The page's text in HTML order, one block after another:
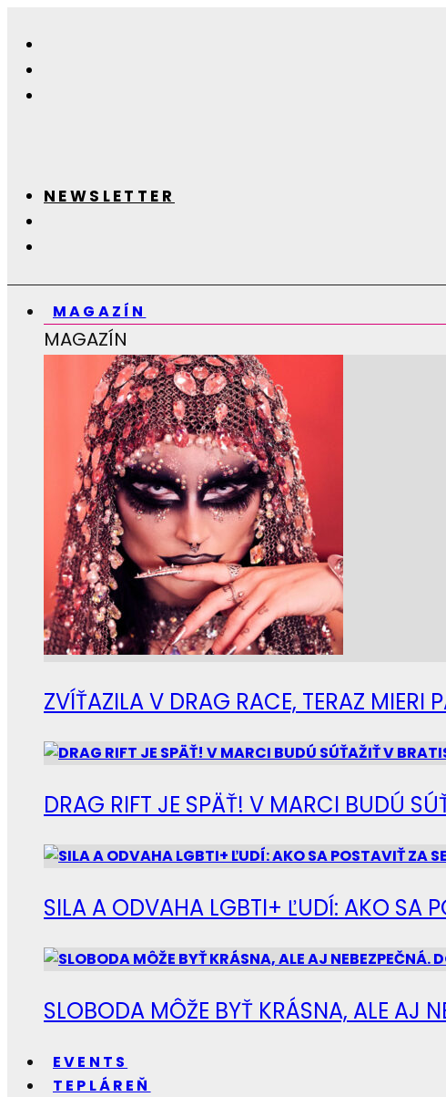
NEWSLETTER
MAGAZÍN
MAGAZÍN
ZVÍŤAZILA V DRAG RACE, TERAZ MIERI
DRAG RIFT JE SPÄŤ! V MARCI BUDÚ
SILA A ODVAHA LGBTI+ ĽUDÍ: AKO SA
SLOBODA MÔŽE BYŤ KRÁSNA, ALE AJ
EVENTS
TEPLÁREŇ